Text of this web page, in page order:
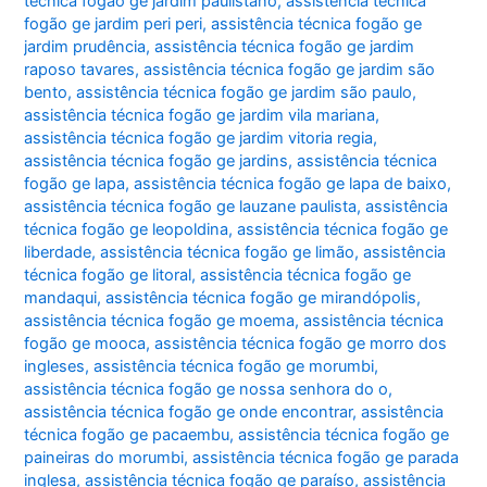
fogão ge jardim peri peri,assistência técnica fogão ge
jardim prudência,assistência técnica fogão ge jardim
raposo tavares,assistência técnica fogão ge jardim são
bento,assistência técnica fogão ge jardim são paulo,
assistência técnica fogão ge jardim vila mariana,
assistência técnica fogão ge jardim vitoria regia,
assistência técnica fogão ge jardins,assistência técnica
fogão ge lapa,assistência técnica fogão ge lapa de baixo,
assistência técnica fogão ge lauzane paulista,assistência
técnica fogão ge leopoldina,assistência técnica fogão ge
liberdade,assistência técnica fogão ge limão,assistência
técnica fogão ge litoral,assistência técnica fogão ge
mandaqui,assistência técnica fogão ge mirandópolis,
assistência técnica fogão ge moema,assistência técnica
fogão ge mooca,assistência técnica fogão ge morro dos
ingleses,assistência técnica fogão ge morumbi,
assistência técnica fogão ge nossa senhora do o,
assistência técnica fogão ge onde encontrar,assistência
técnica fogão ge pacaembu,assistência técnica fogão ge
paineiras do morumbi,assistência técnica fogão ge parada
inglesa,assistência técnica fogão ge paraíso,assistência